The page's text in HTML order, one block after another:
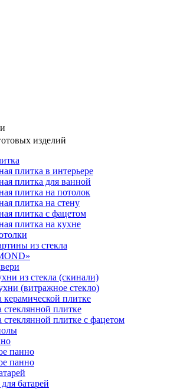
изделий
плитка в интерьере
плитка для ванной
плитка на потолок
плитка на стену
плитка с фацетом
плитка на кухне
из стекла
из стекла (скинали)
(витражное стекло)
плитке
плитке
плитке с фацетом
панно
панно
батарей